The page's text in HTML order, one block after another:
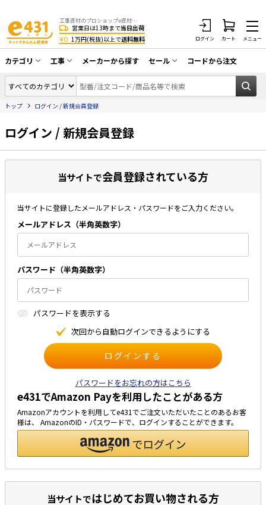
工事資材のプロショップe資材 CATV・アンテナ・防犯・光・LAN・電気・空調工事など
営業日は13時まで当日出荷
¥0 1万円(税抜)以上で送料無料 ログイン カート メニュー
カテゴリ
同軸ケーブル／テレビ用接栓／関連工具
アンテナ・取付金具・ブースター／CATV
配線補助具（モール・結束バンド・テー
プ類 他）
HDMIケーブル・周辺機器／RCAケーブル
光ファイバー・融着接続機関連
LANケーブル・コネクタ・関連資材/機器
ネットワーク機器
エアコン・換気扇・空調資材
太陽光発電ケーブル・コネクタ・関連資
材/機器
電源ケーブル／コネクタ／分電盤／ブレ
照明・照明器具
電源タップ・延長コード
スイッチ・コンセント（配線器具）
PF管/FEP管/CD管/情報線保護管
ボックス・ビニル電線管付属品・引き込
工具関連
工事
CATV・アンテナ工事
光工事・FTTH工事
エアコン・換気扇工事
防犯カメラ工事
LAN配線工事
電気配管工事
メーカーから探す セール
在庫一掃セール
コードから注文
トップ ログイン / 新規会員登録
ログイン / 新規会員登録
当サイトで会員登録されている方
当サイトに登録したメールアドレス・パスワードをご入力ください。
メールアドレス（半⾓英数字）
パスワード（半⾓英数字）
パスワードを表⽰する
次回から⾃動ログインできるようにする
パスワードをお忘れの方はこちら
e431でAmazon Payを利用したことがある方
Amazonアカウントを利用してe431でご注文いただいたことのあるお客
様は、 AmazonのID・パスワードで、ログインすることができます。
当サイトではじめてお買い物される方